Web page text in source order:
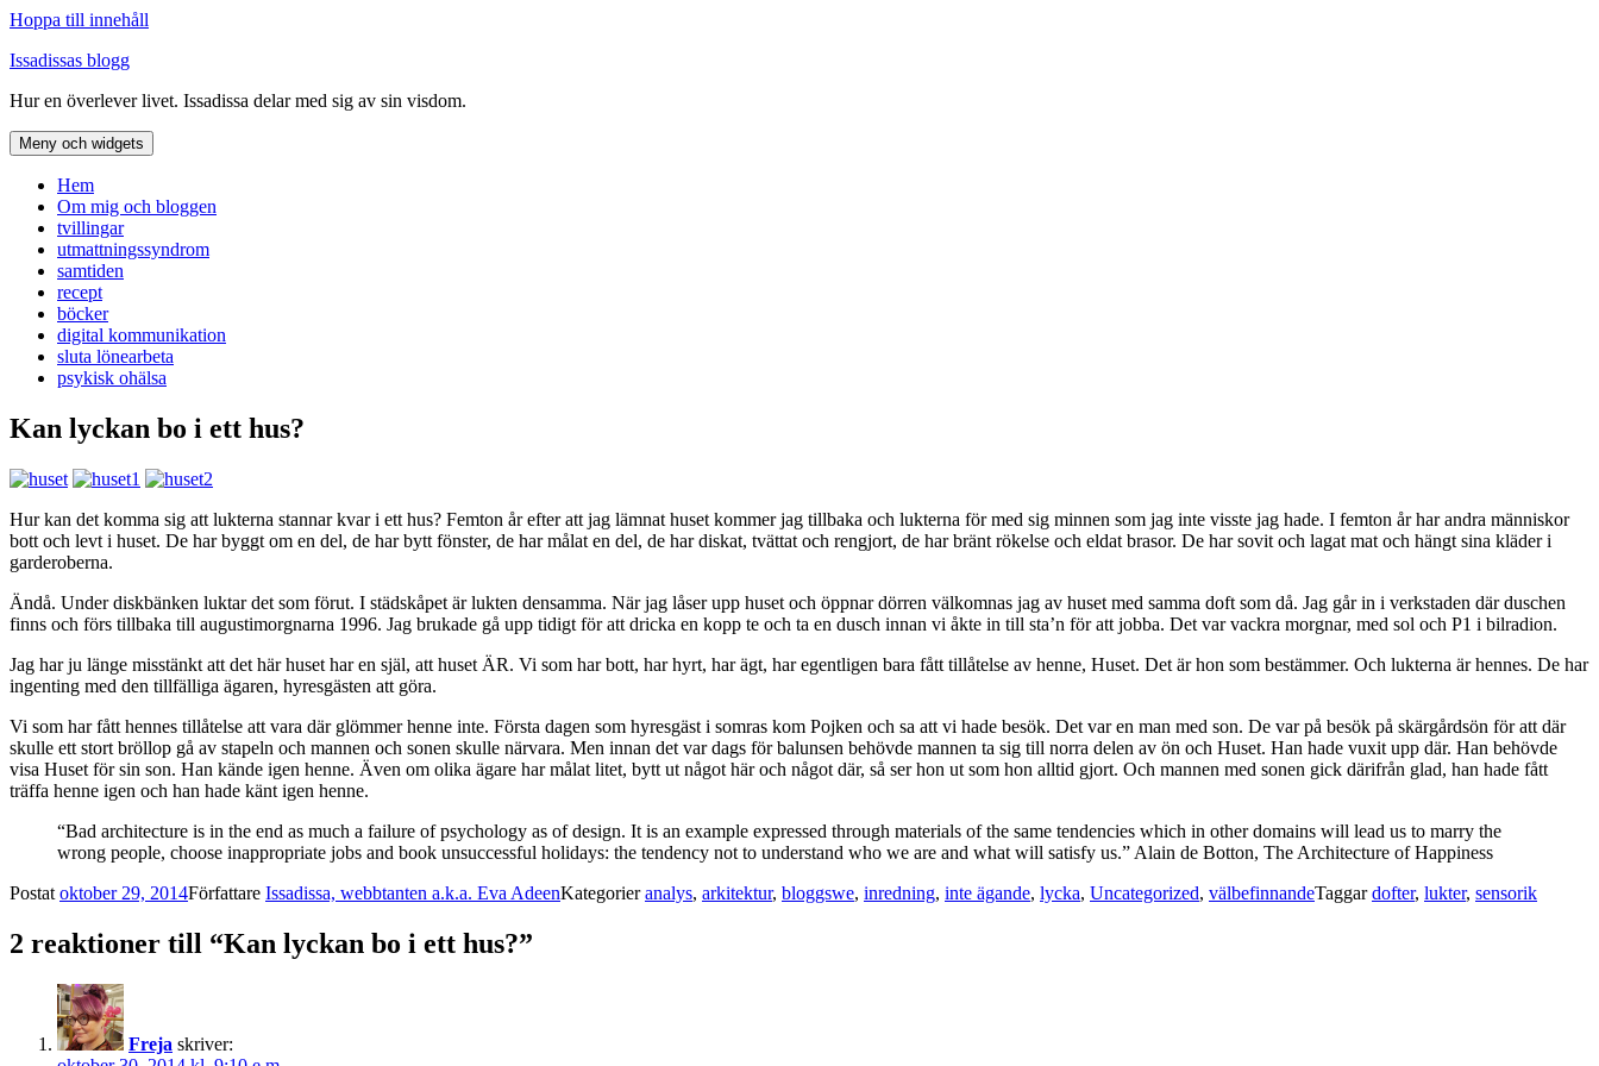
Hoppa till innehåll
Issadissas blogg
Hur en överlever livet. Issadissa delar med sig av sin visdom.
Meny och widgets
Hem
Om mig och bloggen
tvillingar
utmattningssyndrom
samtiden
recept
böcker
digital kommunikation
sluta lönearbeta
psykisk ohälsa
Kan lyckan bo i ett hus?
Hur kan det komma sig att lukterna stannar kvar i ett hus? Femton år efter att jag lämnat huset kommer jag tillbaka och lukterna för med sig minnen som jag inte visste jag hade. I femton år har andra människor
bott och levt i huset. De har byggt om en del, de har bytt fönster, de har målat en del, de har diskat, tvättat och rengjort, de har bränt rökelse och eldat brasor. De har sovit och lagat mat och hängt sina kläder i
garderoberna.
Ändå. Under diskbänken luktar det som förut. I städskåpet är lukten densamma. När jag låser upp huset och öppnar dörren välkomnas jag av huset med samma doft som då. Jag går in i verkstaden där duschen
finns och förs tillbaka till augustimorgnarna 1996. Jag brukade gå upp tidigt för att dricka en kopp te och ta en dusch innan vi åkte in till sta’n för att jobba. Det var vackra morgnar, med sol och P1 i bilradion.
Jag har ju länge misstänkt att det här huset har en själ, att huset ÄR. Vi som har bott, har hyrt, har ägt, har egentligen bara fått tillåtelse av henne, Huset. Det är hon som bestämmer. Och lukterna är hennes. De har
ingenting med den tillfälliga ägaren, hyresgästen att göra.
Vi som har fått hennes tillåtelse att vara där glömmer henne inte. Första dagen som hyresgäst i somras kom Pojken och sa att vi hade besök. Det var en man med son. De var på besök på skärgårdsön för att där
skulle ett stort bröllop gå av stapeln och mannen och sonen skulle närvara. Men innan det var dags för balunsen behövde mannen ta sig till norra delen av ön och Huset. Han hade vuxit upp där. Han behövde
visa Huset för sin son. Han kände igen henne. Även om olika ägare har målat litet, bytt ut något här och något där, så ser hon ut som hon alltid gjort. Och mannen med sonen gick därifrån glad, han hade fått
träffa henne igen och han hade känt igen henne.
“Bad architecture is in the end as much a failure of psychology as of design. It is an example expressed through materials of the same tendencies which in other domains will lead us to marry the
wrong people, choose inappropriate jobs and book unsuccessful holidays: the tendency not to understand who we are and what will satisfy us.” Alain de Botton, The Architecture of Happiness
Postat oktober 29, 2014Författare Issadissa, webbtanten a.k.a. Eva AdeenKategorieranalys, arkitektur, bloggswe, inredning, inte ägande, lycka, Uncategorized, välbefinnandeTaggardofter, lukter, sensorik
2 reaktioner till “Kan lyckan bo i ett hus?”
Freja skriver: